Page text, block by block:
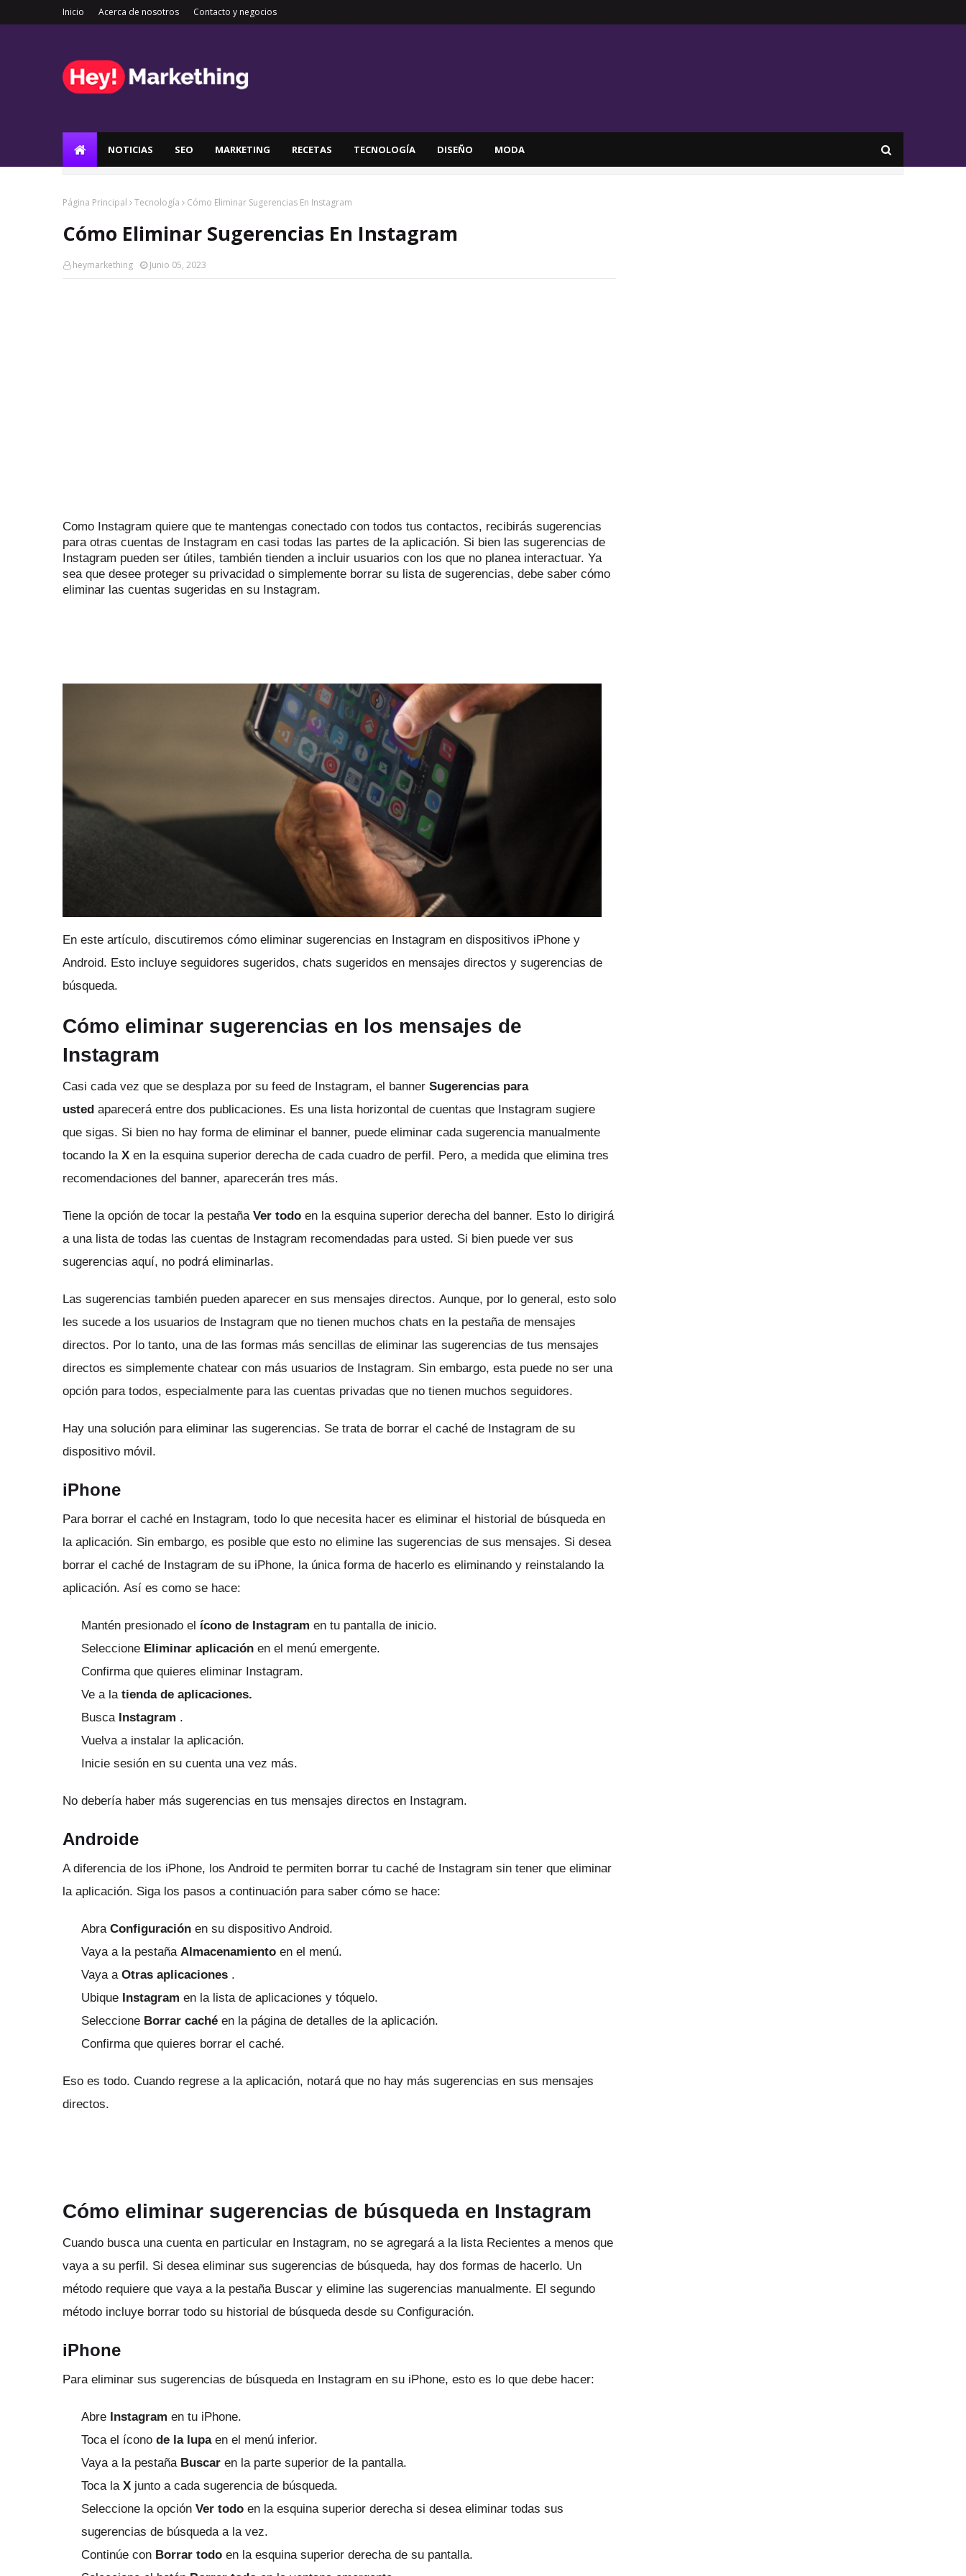
Inicio Acerca de nosotros Contacto y negocios
NOTICIAS SEO MARKETING RECETAS TECNOLOGÍA DISEÑO MODA
Página Principal Tecnología Cómo Eliminar Sugerencias En Instagram
Cómo Eliminar Sugerencias En Instagram
heymarkething Junio 05, 2023
Como Instagram quiere que te mantengas conectado con todos tus contactos, recibirás sugerencias
para otras cuentas de Instagram en casi todas las partes de la aplicación. Si bien las sugerencias de
Instagram pueden ser útiles, también tienden a incluir usuarios con los que no planea interactuar. Ya
sea que desee proteger su privacidad o simplemente borrar su lista de sugerencias, debe saber cómo
eliminar las cuentas sugeridas en su Instagram.
En este artículo, discutiremos cómo eliminar sugerencias en Instagram en dispositivos iPhone y
Android. Esto incluye seguidores sugeridos, chats sugeridos en mensajes directos y sugerencias de
búsqueda.
Cómo eliminar sugerencias en los mensajes de
Instagram
Casi cada vez que se desplaza por su feed de Instagram, el banner Sugerencias para
usted aparecerá entre dos publicaciones. Es una lista horizontal de cuentas que Instagram sugiere
que sigas. Si bien no hay forma de eliminar el banner, puede eliminar cada sugerencia manualmente
tocando la X en la esquina superior derecha de cada cuadro de perfil. Pero, a medida que elimina tres
recomendaciones del banner, aparecerán tres más.
Tiene la opción de tocar la pestaña Ver todo en la esquina superior derecha del banner. Esto lo dirigirá
a una lista de todas las cuentas de Instagram recomendadas para usted. Si bien puede ver sus
sugerencias aquí, no podrá eliminarlas.
Las sugerencias también pueden aparecer en sus mensajes directos. Aunque, por lo general, esto solo
les sucede a los usuarios de Instagram que no tienen muchos chats en la pestaña de mensajes
directos. Por lo tanto, una de las formas más sencillas de eliminar las sugerencias de tus mensajes
directos es simplemente chatear con más usuarios de Instagram. Sin embargo, esta puede no ser una
opción para todos, especialmente para las cuentas privadas que no tienen muchos seguidores.
Hay una solución para eliminar las sugerencias. Se trata de borrar el caché de Instagram de su
dispositivo móvil.
iPhone
Para borrar el caché en Instagram, todo lo que necesita hacer es eliminar el historial de búsqueda en
la aplicación. Sin embargo, es posible que esto no elimine las sugerencias de sus mensajes. Si desea
borrar el caché de Instagram de su iPhone, la única forma de hacerlo es eliminando y reinstalando la
aplicación. Así es como se hace:
Mantén presionado el ícono de Instagram en tu pantalla de inicio.
Seleccione Eliminar aplicación en el menú emergente.
Confirma que quieres eliminar Instagram.
Ve a la tienda de aplicaciones.
Busca Instagram .
Vuelva a instalar la aplicación.
Inicie sesión en su cuenta una vez más.
No debería haber más sugerencias en tus mensajes directos en Instagram.
Androide
A diferencia de los iPhone, los Android te permiten borrar tu caché de Instagram sin tener que eliminar
la aplicación. Siga los pasos a continuación para saber cómo se hace:
Abra Configuración en su dispositivo Android.
Vaya a la pestaña Almacenamiento en el menú.
Vaya a Otras aplicaciones .
Ubique Instagram en la lista de aplicaciones y tóquelo.
Seleccione Borrar caché en la página de detalles de la aplicación.
Confirma que quieres borrar el caché.
Eso es todo. Cuando regrese a la aplicación, notará que no hay más sugerencias en sus mensajes
directos.
Cómo eliminar sugerencias de búsqueda en Instagram
Cuando busca una cuenta en particular en Instagram, no se agregará a la lista Recientes a menos que
vaya a su perfil. Si desea eliminar sus sugerencias de búsqueda, hay dos formas de hacerlo. Un
método requiere que vaya a la pestaña Buscar y elimine las sugerencias manualmente. El segundo
método incluye borrar todo su historial de búsqueda desde su Configuración.
iPhone
Para eliminar sus sugerencias de búsqueda en Instagram en su iPhone, esto es lo que debe hacer:
Abre Instagram en tu iPhone.
Toca el ícono de la lupaen el menú inferior.
Vaya a la pestaña Buscar en la parte superior de la pantalla.
Toca la X junto a cada sugerencia de búsqueda.
Seleccione la opción Ver todo en la esquina superior derecha si desea eliminar todas sus
sugerencias de búsqueda a la vez.
Continúe con Borrar todo en la esquina superior derecha de su pantalla.